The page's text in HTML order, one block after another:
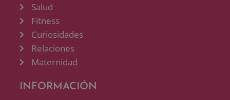
Salud
Fitness
Curiosidades
Relaciones
Maternidad
INFORMACIÓN